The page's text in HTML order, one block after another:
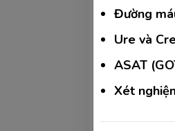
Đường
Ure và
ASAT
Xét